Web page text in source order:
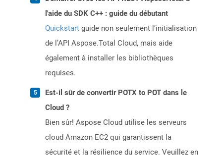
l'aide du SDK C++ : guide du débutant
Quickstart guide non seulement l’initialisation
de l’API Aspose.Total Cloud, mais aide
également à installer les bibliothèques
requises.
Est-il sûr de convertir POTX to POT dans le
Cloud ?
Bien sûr! Aspose Cloud utilise les serveurs
cloud Amazon EC2 qui garantissent la
sécurité et la résilience du service. Veuillez en